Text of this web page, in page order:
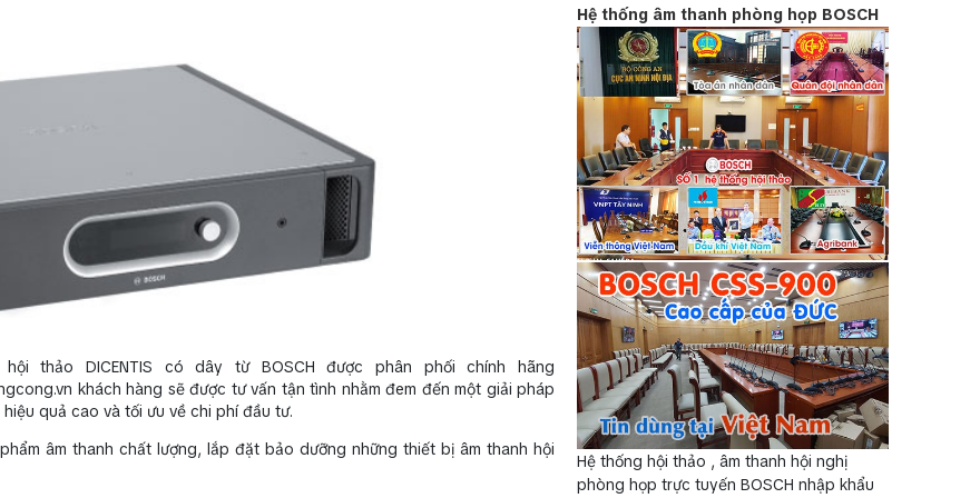
thảo DICENTIS có dây từ BOSCH được phân phối chính hãng
khách hàng sẽ được tư vấn tận tình nhằm đem đến một giải pháp
quả cao và tối ưu về chi phí đầu tư.
âm thanh chất lượng, lắp đặt bảo dưỡng những thiết bị âm thanh hội
Hệ thống âm thanh phòng họp BOSCH
Hệ thống hội thảo , âm thanh hội nghị
phòng họp trực tuyến BOSCH nhập khẩu